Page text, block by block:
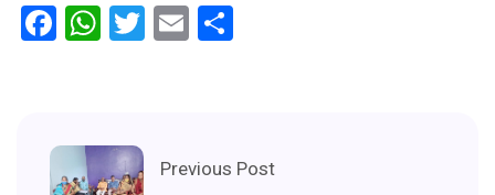
Facebook
WhatsApp
Twitter
Email
Previous Post